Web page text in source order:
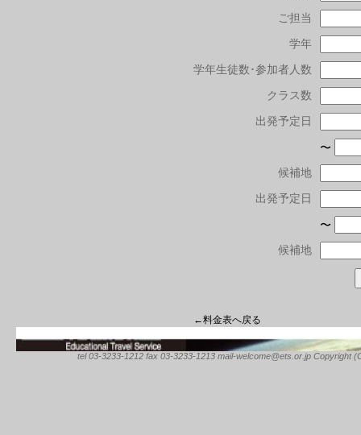
ご担当
学年
学年生徒数･参加者人数
クラス数
出発予定日
〜
候補地
出発予定日
〜
候補地
←料金表へ戻る
tel 03-3233-1212 fax 03-3233-1213 mail-welcome@ets.or.jp Copyright